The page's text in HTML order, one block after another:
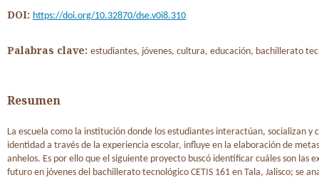
DOI: https://doi.org/10.32870/dse.v0i8.310
Palabras clave: estudiantes, jóvenes, cultura, educación, bachillerato
Resumen
La escuela como la institución donde los estudiantes interactúan, socializan y
identidad a través de la experiencia escolar, influye en la elaboración de
anhelos. Es por ello que el siguiente proyecto buscó identificar cuáles son las
futuro en jóvenes del bachillerato tecnológico CETIS 161 en Tala, Jalisco; se